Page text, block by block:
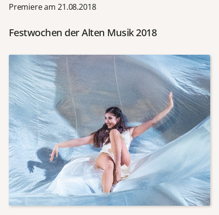
Premiere am 21.08.2018
Festwochen der Alten Musik 2018